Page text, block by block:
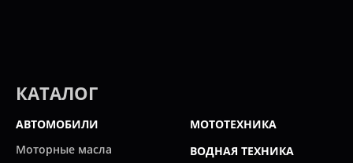
КАТАЛОГ
АВТОМОБИЛИ
Моторные масла
МОТОТЕХНИКА
ВОДНАЯ ТЕХНИКА